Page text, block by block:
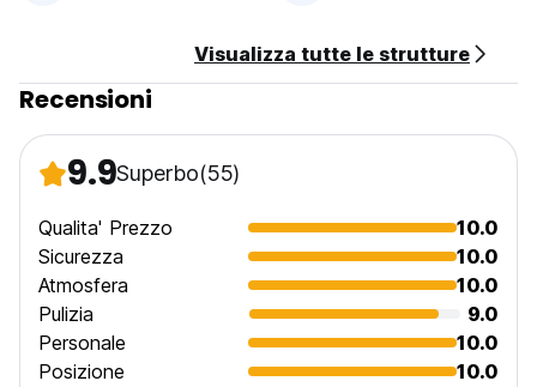
Visualizza tutte le strutture
Recensioni
9.9Superbo(55)
Qualita' Prezzo
10.0
Sicurezza
10.0
Atmosfera
10.0
Pulizia
9.0
Personale
10.0
Posizione
10.0